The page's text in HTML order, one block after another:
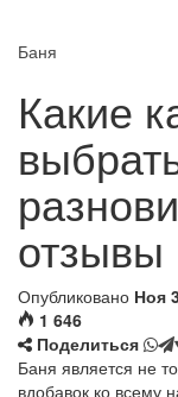
Баня
Какие
отзывы
Опубликовано Ноя
1 646
Поделиться
Баня является не
вдобавок ко всему